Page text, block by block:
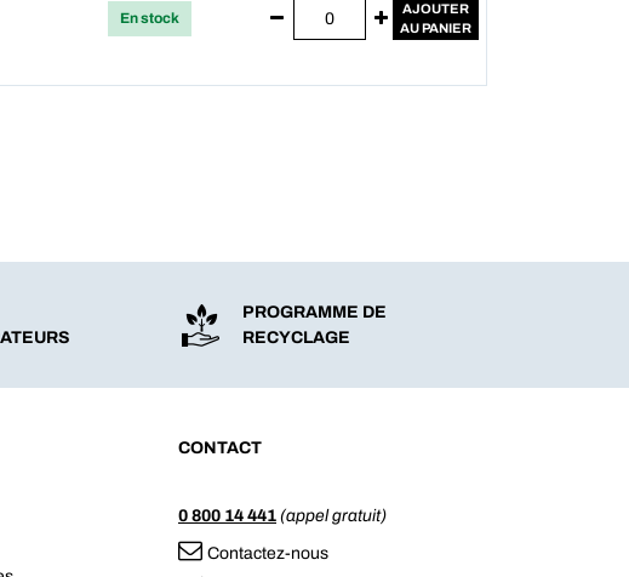
En stock
AJOUTER
AU PANIER
PROGRAMME DE
RECYCLAGE
CONTACT
0 800 14 441 (appel gratuit)
Contactez-nous